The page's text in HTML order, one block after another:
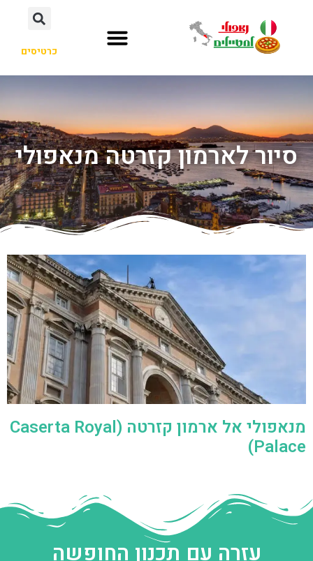
כרטיסים
סיור לארמון קזרטה מנאפולי
מנאפולי אל ארמון קזרטה (Caserta Royal
Palace)
עזרה עם תכנון החופשה